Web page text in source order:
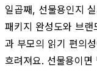
일곱째, 선물용인지
패키지 완성도와 브
과 부모의 읽기 편의
흐려져요. 선물용이면